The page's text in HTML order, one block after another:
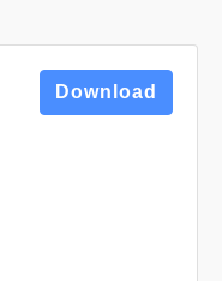
Download